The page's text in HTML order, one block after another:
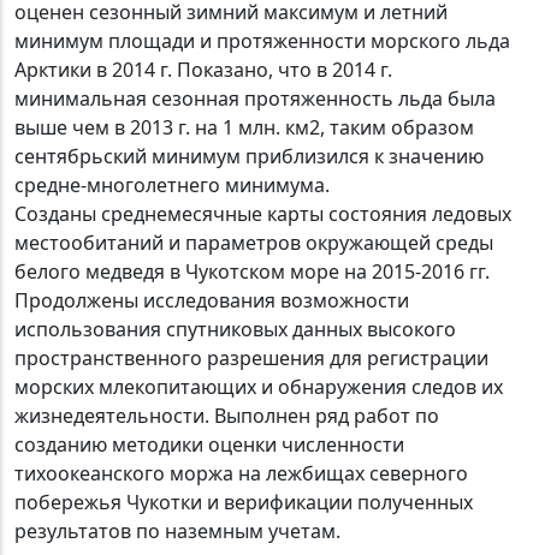
оценен сезонный зимний максимум и летний
минимум площади и протяженности морского льда
Арктики в 2014 г. Показано, что в 2014 г.
минимальная сезонная протяженность льда была
выше чем в 2013 г. на 1 млн. км2, таким образом
сентябрьский минимум приблизился к значению
средне-многолетнего минимума.
Созданы среднемесячные карты состояния ледовых
местообитаний и параметров окружающей среды
белого медведя в Чукотском море на 2015-2016 гг.
Продолжены исследования возможности
использования спутниковых данных высокого
пространственного разрешения для регистрации
морских млекопитающих и обнаружения следов их
жизнедеятельности. Выполнен ряд работ по
созданию методики оценки численности
тихоокеанского моржа на лежбищах северного
побережья Чукотки и верификации полученных
результатов по наземным учетам.